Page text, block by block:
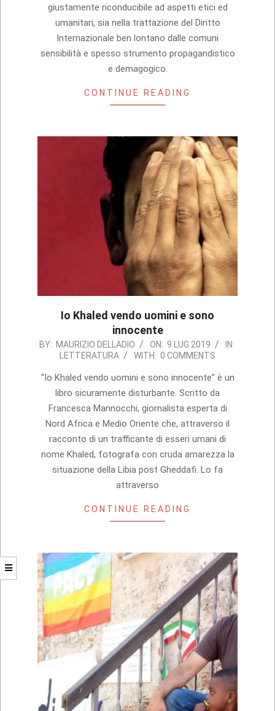
giustamente riconducibile ad aspetti etici ed
umanitari, sia nella trattazione del Diritto
Internazionale ben lontano dalle comuni
sensibilità e spesso strumento propagandistico
e demagogico.
CONTINUE READING
Io Khaled vendo uomini e sono
innocente
2019-
09
BY: MAURIZIO DELLADIO ON: 9 LUG 2019
IN:
LETTERATURA
WITH: 0 COMMENTS
“Io Khaled vendo uomini e sono innocente” è un
libro sicuramente disturbante. Scritto da
Francesca Mannocchi, giornalista esperta di
Nord Africa e Medio Oriente che, attraverso il
racconto di un trafficante di esseri umani di
nome Khaled, fotografa con cruda amarezza la
situazione della Libia post Gheddafi. Lo fa
attraverso
CONTINUE READING